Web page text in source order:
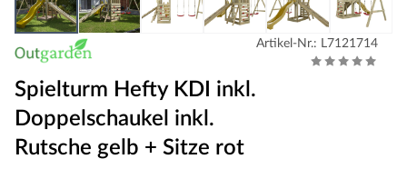
Artikel-Nr.: L7121714
Spielturm Hefty KDI inkl.
Doppelschaukel inkl.
Rutsche gelb + Sitze rot